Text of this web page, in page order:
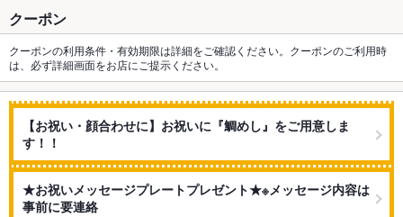
クーポン
クーポンの利用条件・有効期限は詳細をご確認ください。クーポンのご利用時
は、必ず詳細画面をお店にご提示ください。
【お祝い・顔合わせに】お祝いに『鯛めし』をご用意しま
す！！
★お祝いメッセージプレートプレゼント★※メッセージ内容は
事前に要連絡